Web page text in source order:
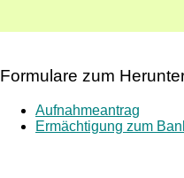
Formulare zum
Aufnahmeantrag
Ermächtigung zum